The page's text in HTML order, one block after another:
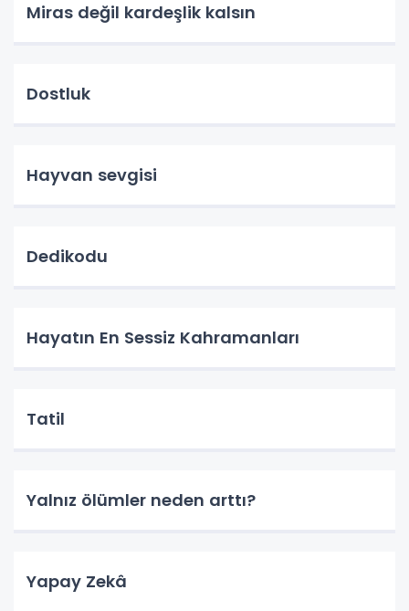
Miras değil kardeşlik kalsın
Dostluk
Hayvan sevgisi
Dedikodu
Hayatın En Sessiz Kahramanları
Tatil
Yalnız ölümler neden arttı?
Yapay Zekâ